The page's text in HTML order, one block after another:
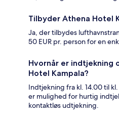
Tilbyder Athena Hotel
Ja, der tilbydes
50 EUR pr. person for en
Hvornår er indtjekning
Hotel Kampala?
Indtjekning fra kl. 14.00 til
er mulighed for hurtig
kontaktløs udtjekning.